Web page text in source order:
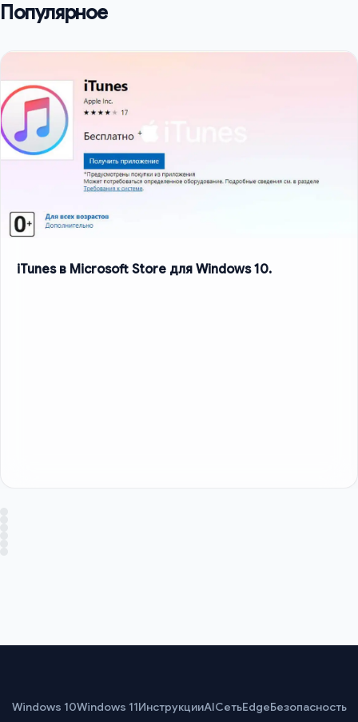
Популярное
iTunes в Microsoft Store для Windows 10.
Windows 10Windows 11ИнструкцииAIСетьEdgeБезопасность